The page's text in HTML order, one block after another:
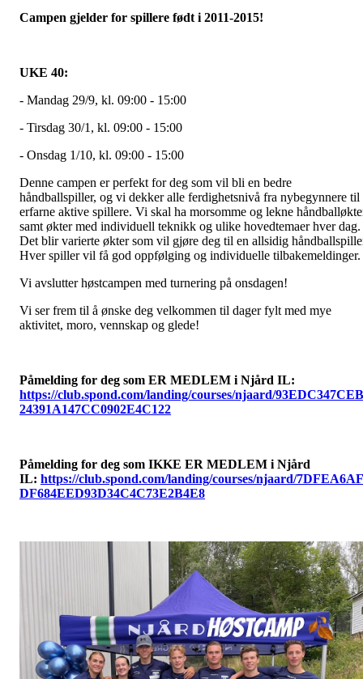
Campen gjelder for spillere født i 2011-2015!
UKE 40:
- Mandag 29/9, kl. 09:00 - 15:00
- Tirsdag 30/1, kl. 09:00 - 15:00
- Onsdag 1/10, kl. 09:00 - 15:00
Denne campen er perfekt for deg som vil bli en bedre
håndballspiller, og vi dekker alle ferdighetsnivå fra nybegynnere til
erfarne aktive spillere. Vi skal ha morsomme og lekne
samt økter med individuell teknikk og ulike hovedtemaer hver dag.
Det blir varierte økter som vil gjøre deg til en allsidig
Hver spiller vil få god oppfølging og individuelle tilbakemeldinger.
Vi avslutter høstcampen med turnering på onsdagen!
Vi ser frem til å ønske deg velkommen til dager fylt med mye
aktivitet, moro, vennskap og glede!
Påmelding for deg som ER MEDLEM i Njård IL:
https://club.spond.com/landing/courses/njaard/93EDC347CEB
24391A147CC0902E4C122
Påmelding for deg som IKKE ER MEDLEM i Njård
IL: https://club.spond.com/landing/courses/njaard/7DFEA6AF
DF684EED93D34C4C73E2B4E8